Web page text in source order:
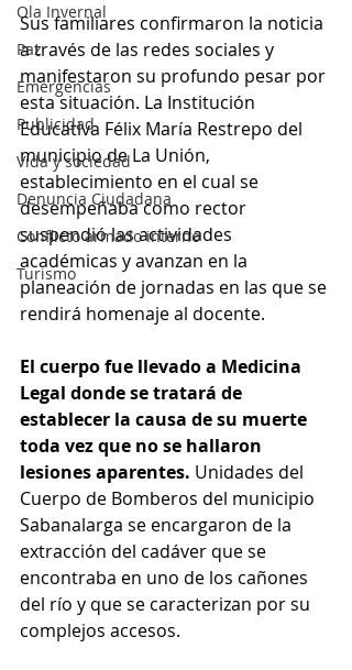
Ola Invernal
Paz
Emergencias
Publicidad
Vida y sociedad
Denuncia Ciudadana
Conflicto armado interno
Turismo
Sus familiares confirmaron la noticia
a través de las redes sociales y
manifestaron su profundo pesar por
esta situación. La Institución
Educativa Félix María Restrepo del
municipio de La Unión,
establecimiento en el cual se
desempeñaba como rector
suspendió las actividades
académicas y avanzan en la
planeación de jornadas en las que se
rendirá homenaje al docente.
El cuerpo fue llevado a Medicina
Legal donde se tratará de
establecer la causa de su muerte
toda vez que no se hallaron
lesiones aparentes. Unidades del
Cuerpo de Bomberos del municipio
Sabanalarga se encargaron de la
extracción del cadáver que se
encontraba en uno de los cañones
del río y que se caracterizan por su
complejos accesos.